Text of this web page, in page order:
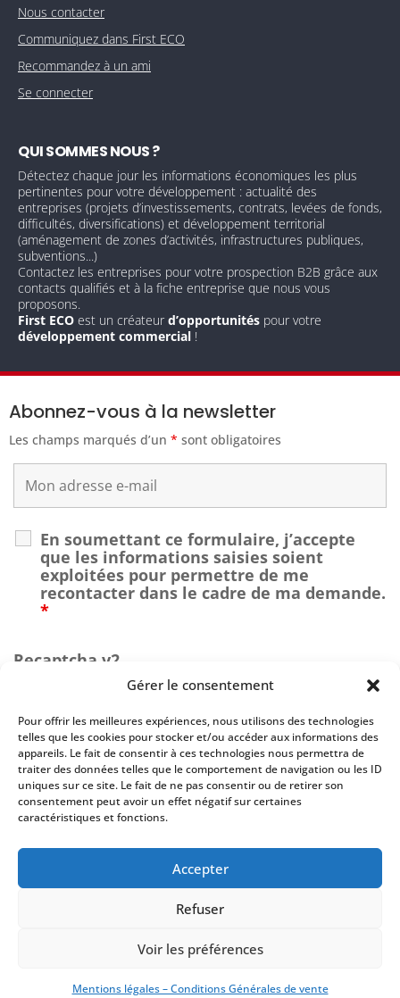
Gérer le consentement
Pour offrir les meilleures expériences, nous utilisons des technologies
telles que les cookies pour stocker et/ou accéder aux informations des
appareils. Le fait de consentir à ces technologies nous permettra de
traiter des données telles que le comportement de navigation ou les ID
uniques sur ce site. Le fait de ne pas consentir ou de retirer son
consentement peut avoir un effet négatif sur certaines
caractéristiques et fonctions.
Accepter
Refuser
Voir les préférences
Mentions légales – Conditions Générales de vente
Nous contacter
Communiquez dans First ECO
Recommandez à un ami
Se connecter
QUI SOMMES NOUS ?
Détectez chaque jour les informations économiques les plus
pertinentes pour votre développement : actualité des
entreprises (projets d’investissements, contrats, levées de fonds,
difficultés, diversifications) et développement territorial
(aménagement de zones d’activités, infrastructures publiques,
subventions...)
Contactez les entreprises pour votre prospection B2B grâce aux
contacts qualifiés et à la fiche entreprise que nous vous
proposons.
First ECO est un créateurd’opportunités pour votre
développement commercial !
Abonnez-vous à la newsletter
Les champs marqués d’un * sont obligatoires
En soumettant ce formulaire, j’accepte
que les informations saisies soient
exploitées pour permettre de me
recontacter dans le cadre de ma demande.
*
Recaptcha v2
En renseignant votre adresse email, vous acceptez de recevoir par
politique de confidentialité (art.9). Vous pouvez vous désinscrire à tout
Mentions légales-CGV-Gestion des cookies